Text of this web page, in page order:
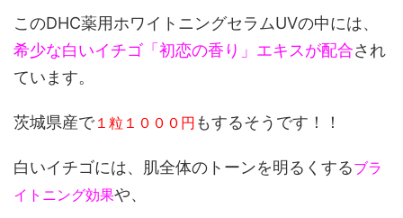
このDHC薬用ホワイトニングセラムUVの中には、
希少な白いイチゴ「初恋の香り」エキスが配合され
ています。
茨城県産で１粒１０００円 もするそうです！！
白いイチゴには、肌全体のトーンを明るくするブラ
イトニング効果や、